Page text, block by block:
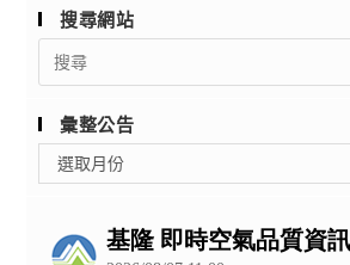
搜尋網站
Search
for:
彙整公告
整
選取月份